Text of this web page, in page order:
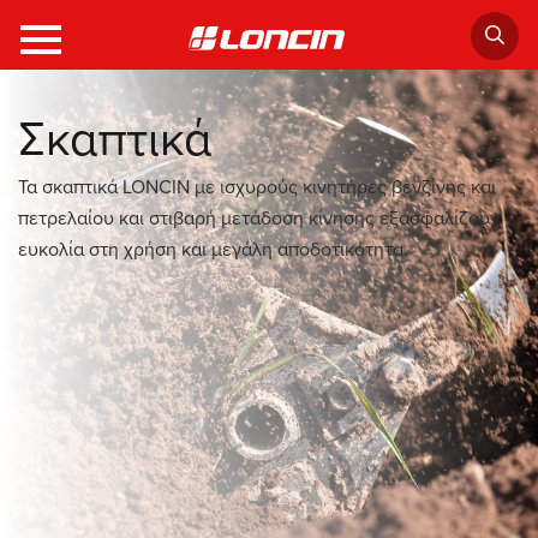
Σκαπτικά
Τα σκαπτικά LONCIN με ισχυρούς κινητήρες βενζίνης και
πετρελαίου και στιβαρή μετάδοση κίνησης εξασφαλίζουν
ευκολία στη χρήση και μεγάλη αποδοτικότητα.